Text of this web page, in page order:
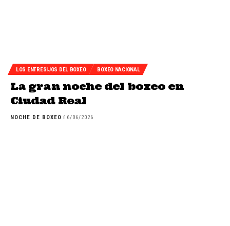
LOS ENTRESIJOS DEL BOXEO BOXEO NACIONAL
La gran noche del boxeo en
Ciudad Real
NOCHE DE BOXEO 16/06/2026